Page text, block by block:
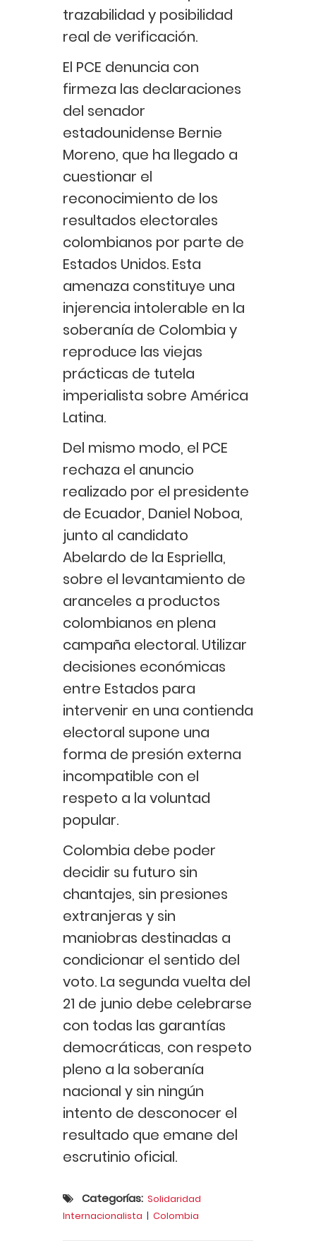
trazabilidad y posibilidad
real de verificación.
El PCE denuncia con
firmeza las declaraciones
del senador
estadounidense Bernie
Moreno, que ha llegado a
cuestionar el
reconocimiento de los
resultados electorales
colombianos por parte de
Estados Unidos. Esta
amenaza constituye una
injerencia intolerable en la
soberanía de Colombia y
reproduce las viejas
prácticas de tutela
imperialista sobre América
Latina.
Del mismo modo, el PCE
rechaza el anuncio
realizado por el presidente
de Ecuador, Daniel Noboa,
junto al candidato
Abelardo de la Espriella,
sobre el levantamiento de
aranceles a productos
colombianos en plena
campaña electoral. Utilizar
decisiones económicas
entre Estados para
intervenir en una contienda
electoral supone una
forma de presión externa
incompatible con el
respeto a la voluntad
popular.
Colombia debe poder
decidir su futuro sin
chantajes, sin presiones
extranjeras y sin
maniobras destinadas a
condicionar el sentido del
voto. La segunda vuelta del
21 de junio debe celebrarse
con todas las garantías
democráticas, con respeto
pleno a la soberanía
nacional y sin ningún
intento de desconocer el
resultado que emane del
escrutinio oficial.
Categorías: Solidaridad
Internacionalista | Colombia